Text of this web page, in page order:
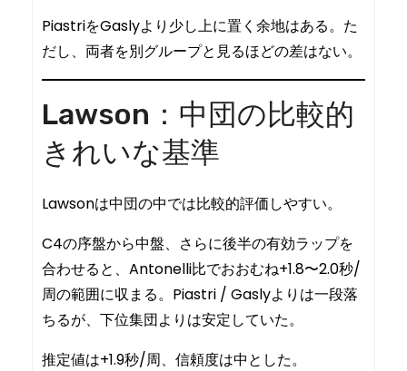
PiastriをGaslyより少し上に置く余地はある。た
だし、両者を別グループと見るほどの差はない。
Lawson：中団の比較的
きれいな基準
Lawsonは中団の中では比較的評価しやすい。
C4の序盤から中盤、さらに後半の有効ラップを
合わせると、Antonelli比でおおむね+1.8〜2.0秒/
周の範囲に収まる。Piastri / Gaslyよりは一段落
ちるが、下位集団よりは安定していた。
推定値は+1.9秒/周、信頼度は中とした。